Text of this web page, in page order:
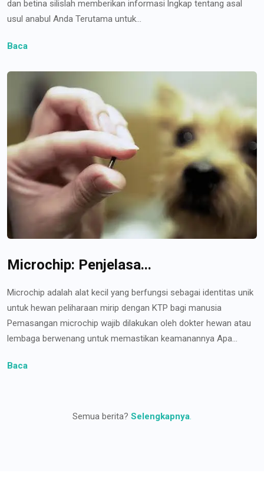
dan betina silislah memberikan informasi lngkap tentang asal
usul anabul Anda Terutama untuk...
Baca
Microchip: Penjelasa...
Microchip adalah alat kecil yang berfungsi sebagai identitas unik
untuk hewan peliharaan mirip dengan KTP bagi manusia
Pemasangan microchip wajib dilakukan oleh dokter hewan atau
lembaga berwenang untuk memastikan keamanannya Apa...
Baca
Semua berita? Selengkapnya